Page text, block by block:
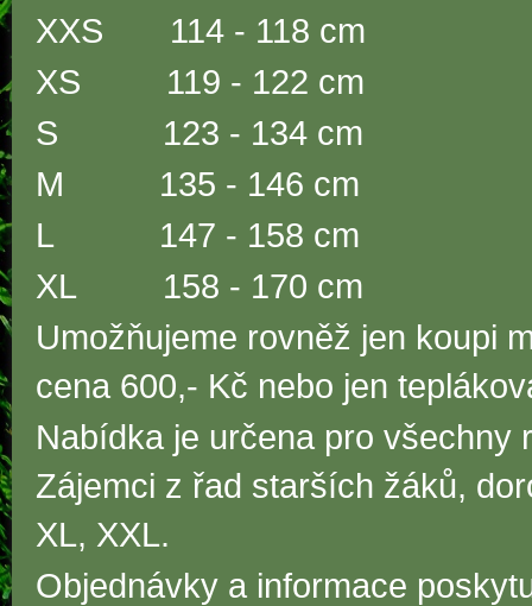
XXS 114 - 118 cm
XS 119 - 122 cm
S 123 - 134 cm
M 135 - 146 cm
L 147 - 158 cm
XL 158 - 170 cm
Umožňujeme rovněž jen koupi
cena 600,- Kč nebo jen
Nabídka je určena pro všechny
Zájemci z řad starších žáků,
XL, XXL.
Objednávky a informace